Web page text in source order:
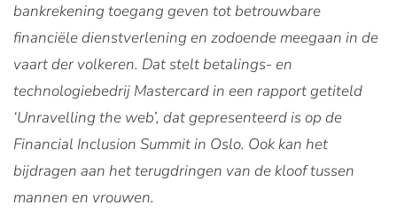
bankrekening toegang geven tot betrouwbare
financiële dienstverlening en zodoende meegaan in de
vaart der volkeren. Dat stelt betalings- en
technologiebedrij Mastercard in een rapport getiteld
‘Unravelling the web’, dat gepresenteerd is op de
Financial Inclusion Summit in Oslo. Ook kan het
bijdragen aan het terugdringen van de kloof tussen
mannen en vrouwen.